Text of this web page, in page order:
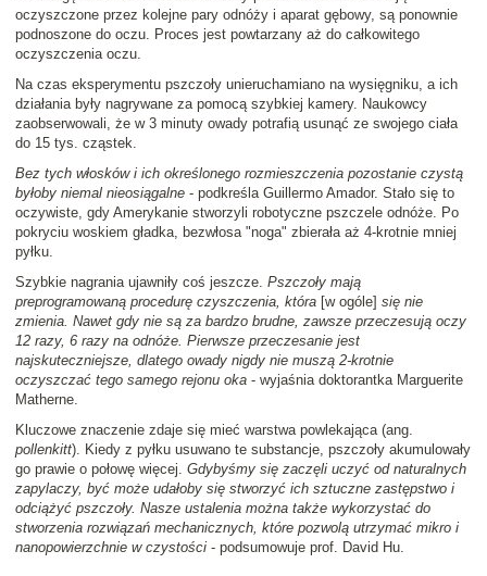
oczyszczone przez kolejne pary odnóży i aparat gębowy, są ponownie
podnoszone do oczu. Proces jest powtarzany aż do całkowitego
oczyszczenia oczu.
Na czas eksperymentu pszczoły unieruchamiano na wysięgniku, a ich
działania były nagrywane za pomocą szybkiej kamery. Naukowcy
zaobserwowali, że w 3 minuty owady potrafią usunąć ze swojego ciała
do 15 tys. cząstek.
Bez tych włosków i ich określonego rozmieszczenia pozostanie czystą
byłoby niemal nieosiągalne - podkreśla Guillermo Amador. Stało się to
oczywiste, gdy Amerykanie stworzyli robotyczne pszczele odnóże. Po
pokryciu woskiem gładka, bezwłosa "noga" zbierała aż 4-krotnie mniej
pyłku.
Szybkie nagrania ujawniły coś jeszcze. Pszczoły mają
preprogramowaną procedurę czyszczenia, która [w ogóle] się nie
zmienia. Nawet gdy nie są za bardzo brudne, zawsze przeczesują oczy
12 razy, 6 razy na odnóże. Pierwsze przeczesanie jest
najskuteczniejsze, dlatego owady nigdy nie muszą 2-krotnie
oczyszczać tego samego rejonu oka - wyjaśnia doktorantka Marguerite
Matherne.
Kluczowe znaczenie zdaje się mieć warstwa powlekająca (ang.
pollenkitt). Kiedy z pyłku usuwano te substancje, pszczoły akumulowały
go prawie o połowę więcej. Gdybyśmy się zaczęli uczyć od naturalnych
zapylaczy, być może udałoby się stworzyć ich sztuczne zastępstwo i
odciążyć pszczoły. Nasze ustalenia można także wykorzystać do
stworzenia rozwiązań mechanicznych, które pozwolą utrzymać mikro i
nanopowierzchnie w czystości - podsumowuje prof. David Hu.